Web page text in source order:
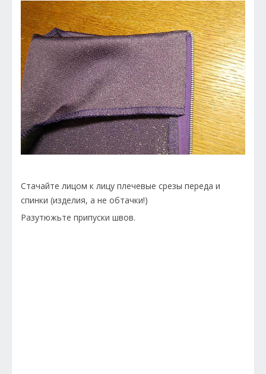
Стачайте лицом к лицу плечевые срезы переда и
спинки (изделия, а не обтачки!)
Разутюжьте припуски швов.